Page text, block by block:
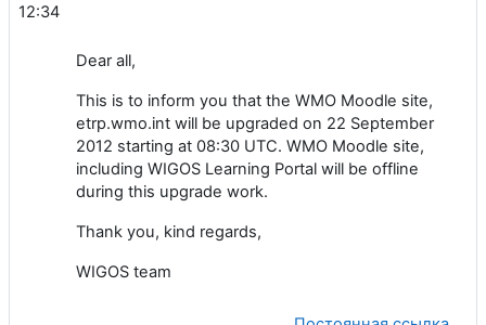
12:34
Dear all,
This is to inform you that the WMO Moodle site,
etrp.wmo.int will be upgraded on 22 September
2012 starting at 08:30 UTC. WMO Moodle site,
including WIGOS Learning Portal will be offline
during this upgrade work.
Thank you, kind regards,
WIGOS team